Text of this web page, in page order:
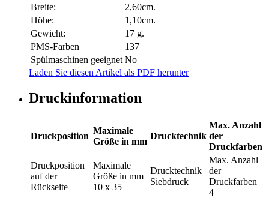
Breite:
2,60cm.
Höhe:
1,10cm.
Gewicht:
17 g.
PMS-Farben
137
Spülmaschinen geeignet No
Laden Sie diesen Artikel als PDF herunter
Druckinformation
Druckposition
Maximale
Größe in mm
Drucktechnik
Max. Anzahl
der
Druckfarben
Druckposition
auf der
Rückseite
Maximale
Größe in mm
10 x 35
Drucktechnik
Siebdruck
Max. Anzahl
der
Druckfarben
4